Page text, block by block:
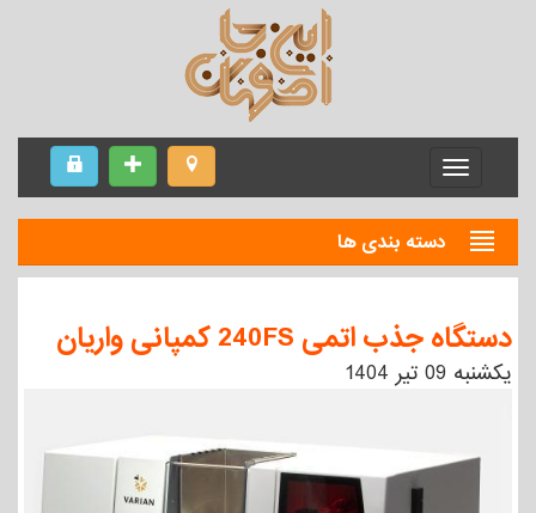
Menu
دسته بندی ها
دستگاه جذب اتمی 240FS کمپانی واریان
يكشنبه 09 تیر 1404